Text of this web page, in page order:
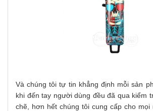
Và chúng tôi tự tin khẳng định mỗi sản
khi đến tay người dùng đều đã qua kiểm
chẽ, hơn hết chúng tôi cung cấp cho